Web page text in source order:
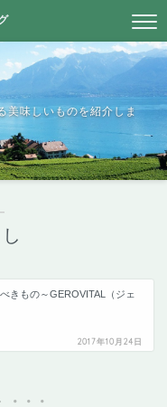
美味しいものを紹介しま
きもの～GEROVITAL（ジェ
2017年10月24日